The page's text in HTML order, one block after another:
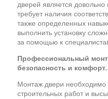
дверей является довольно
требует наличия
также определенных
выполнить установку
за помощью к
Профессиональный
безопасность и комфорт.
Монтаж двери необходимо
строительных работ и